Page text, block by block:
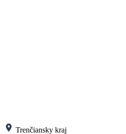
Trenčiansky kraj